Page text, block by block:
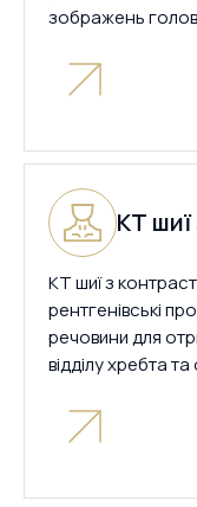
зображень
КТ
КТ шиї з
рентгенівські
речовини для
відділу хребта